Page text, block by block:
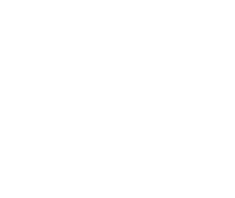
，最终重生为一个家庭的故事。